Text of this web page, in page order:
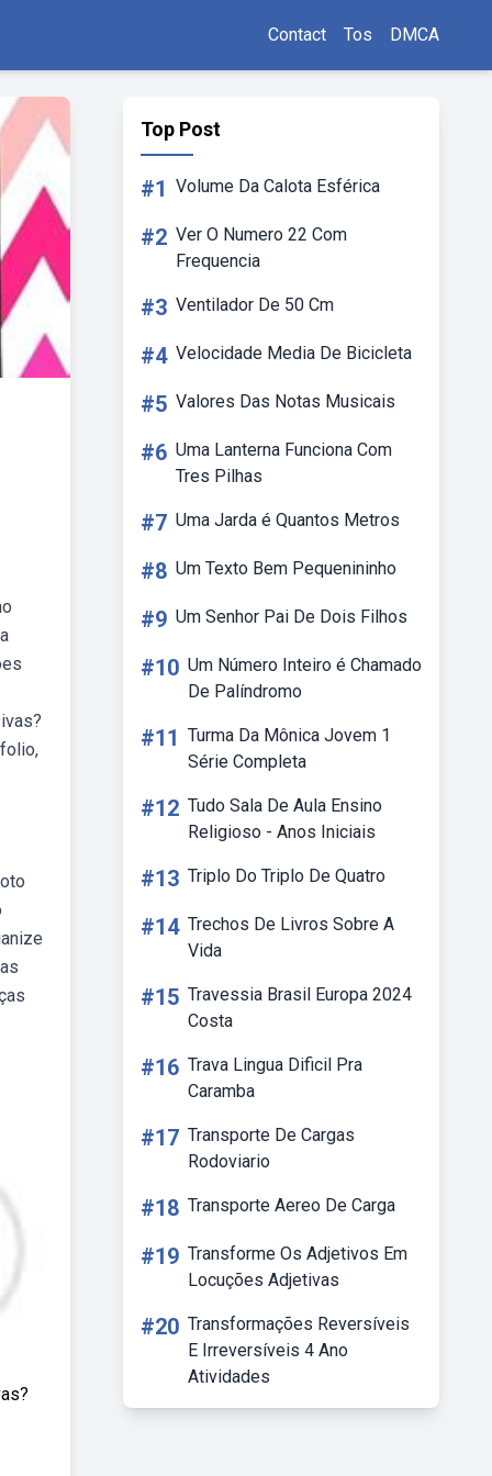
Contact Tos DMCA
Top Post
#1 Volume Da Calota Esférica
#2 Ver O Numero 22 Com
Frequencia
#3 Ventilador De 50 Cm
#4 Velocidade Media De Bicicleta
#5 Valores Das Notas Musicais
#6 Uma Lanterna Funciona Com
Tres Pilhas
#7 Uma Jarda é Quantos Metros
#8 Um Texto Bem Pequenininho
#9 Um Senhor Pai De Dois Filhos
#10 Um Número Inteiro é Chamado
De Palíndromo
#11 Turma Da Mônica Jovem 1
Série Completa
#12 Tudo Sala De Aula Ensino
Religioso - Anos Iniciais
#13 Triplo Do Triplo De Quatro
#14 Trechos De Livros Sobre A
Vida
#15 Travessia Brasil Europa 2024
Costa
#16 Trava Lingua Dificil Pra
Caramba
#17 Transporte De Cargas
Rodoviario
#18 Transporte Aereo De Carga
#19 Transforme Os Adjetivos Em
Locuções Adjetivas
#20 Transformações Reversíveis
E Irreversíveis 4 Ano
Atividades